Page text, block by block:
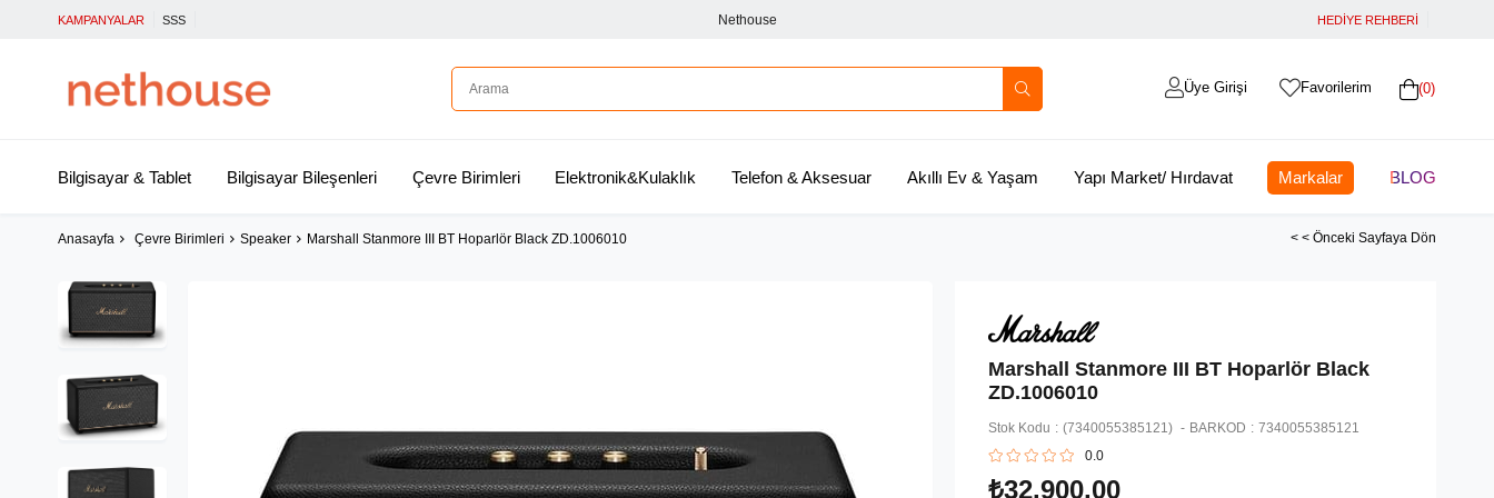
KAMPANYALAR SSS Nethouse HEDİYE REHBERİ
0
Favorilerim
Üye Girişi
Bilgisayar & Tablet Bilgisayar Bileşenleri Çevre Birimleri Elektronik&Kulaklık Telefon & Aksesuar Akıllı Ev & Yaşam Yapı Market/ Hırdavat Markalar BLOG
Anasayfa Çevre Birimleri Speaker Marshall Stanmore III BT Hoparlör Black ZD.1006010 < < Önceki Sayfaya Dön
Marshall Stanmore III BT Hoparlör Black
ZD.1006010
Stok Kodu (7340055385121) BARKOD : 7340055385121
0.0
₺32.900,00